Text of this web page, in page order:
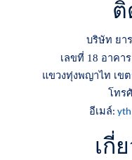
ติ
บริษัท ยา
เลขที่ 18 อาคา
แขวงทุ่งพญาไท เข
โทร
อีเมล์:
เกี่